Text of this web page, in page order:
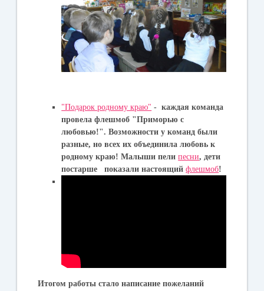
"Подарок родному краю" - каждая команда
провела флешмоб "Приморью с
любовью!". Возможности у команд были
разные, но всех их объединила любовь к
родному краю! Малыши пелипесни, дети
постарше показали настоящийфлешмоб!
Итогом работы стало написание пожеланий